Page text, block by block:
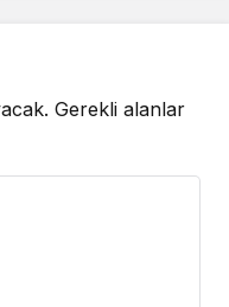
Gerekli alanlar